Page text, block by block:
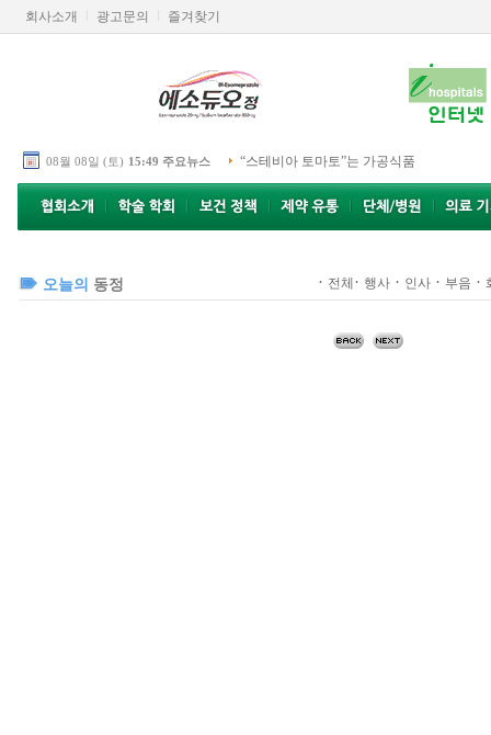
회사소개 광고문의 즐겨찾기
08월 08일 (토) 15:49 주요뉴스 “스테비아 토마토”는 가공식품
오늘의 동정 · 전체 · 행사· 인사· 부음 ·